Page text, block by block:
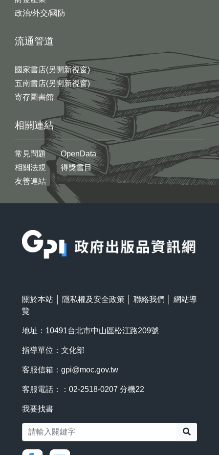
政治/外交/國防
流通管道
國家書店(另開新視窗)
五南書店(另開新視窗)
寄存圖書館
相關連結
常見問題
相關法規
友善連結
OpenData
得獎書目
關於本站 隱私權及安全政策 聯絡我們
網站導
覽
地址：10491台北市中山區松江路209號
指導單位：文化部
客服信箱： gpi@moc.gov.tw
客服電話：：02-2518-0207 分機22
我要找書